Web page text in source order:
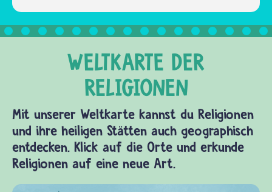
Mit unserer Weltkarte kannst du Religionen
und ihre heiligen Stätten auch geographisch
entdecken. Klick auf die Orte und erkunde
Religionen auf eine neue Art.